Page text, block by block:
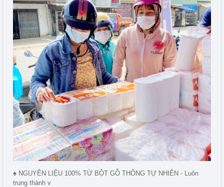
♠ NGUYÊN LIỆU 100% TỪ BỘT GỖ THÔNG TỰ NHIÊN - Luôn
trung thành v